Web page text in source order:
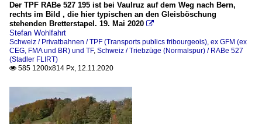
Der TPF RABe 527 195 ist bei Vaulruz auf dem Weg nach Bern,
rechts im Bild , die hier typischen an den Gleisböschung
stehenden Bretterstapel. 19. Mai 2020 
Stefan Wohlfahrt
Schweiz / Privatbahnen / TPF (Transports publics fribourgeois), ex GFM (ex
CEG, FMA und BR) und TF, Schweiz / Triebzüge (Normalspur) / RABe 527
(Stadler FLIRT)
 585 1200x814 Px, 12.11.2020